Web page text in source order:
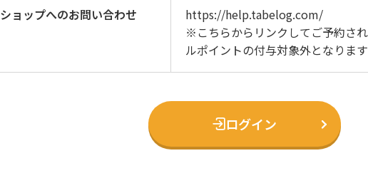
ショップへのお問い合わせ
https://help.tabelog.com/
※こちらからリンクしてご予約さ
ルポイントの付与対象外となりま
ログイン